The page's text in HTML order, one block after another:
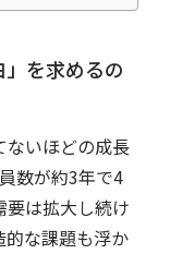
を求めるの
ないほどの成長
数が約3年で4
要は拡大し続け
的な課題も浮か